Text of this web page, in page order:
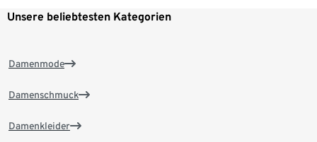
Unsere beliebtesten Kategorien
Damenmode
Damenschmuck
Damenkleider